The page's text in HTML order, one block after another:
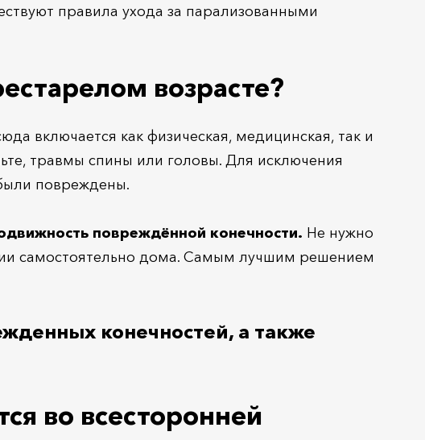
правила ухода за парализованными
возрасте?
включается как физическая, медицинская, так и
травмы спины или головы. Для исключения
повреждены.
повреждённой конечности. Не нужно
самостоятельно дома. Самым лучшим решением
конечностей, а также
во всесторонней